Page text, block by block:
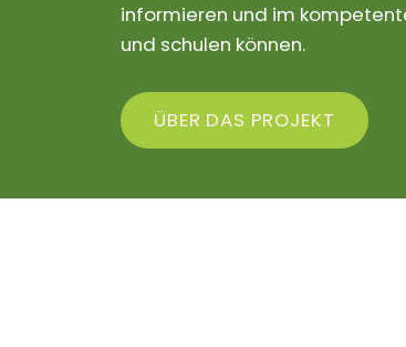
informieren und im
und schulen können.
ÜBER DAS PROJEKT